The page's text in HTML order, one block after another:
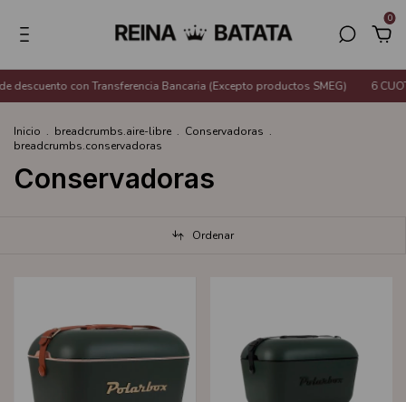
0
con Transferencia Bancaria (Excepto productos SMEG) 6 CUOTAS
Inicio . breadcrumbs.aire-libre . Conservadoras .
breadcrumbs.conservadoras
Conservadoras
Ordenar